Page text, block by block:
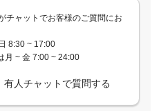
チャットでお客様のご質問にお
8:30 ~ 17:00
月 ~ 金 7:00 ~ 24:00
有人チャットで質問する